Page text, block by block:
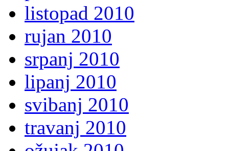
listopad 2010
rujan 2010
srpanj 2010
lipanj 2010
svibanj 2010
travanj 2010